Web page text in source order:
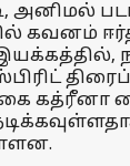
அனிமல்
கவனம்
கத்ரீனா